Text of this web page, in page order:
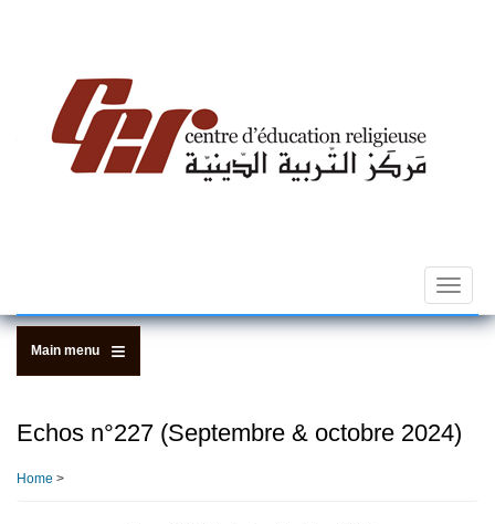
Toggle
Main menu
Echos n°227 (Septembre & octobre 2024)
Home >